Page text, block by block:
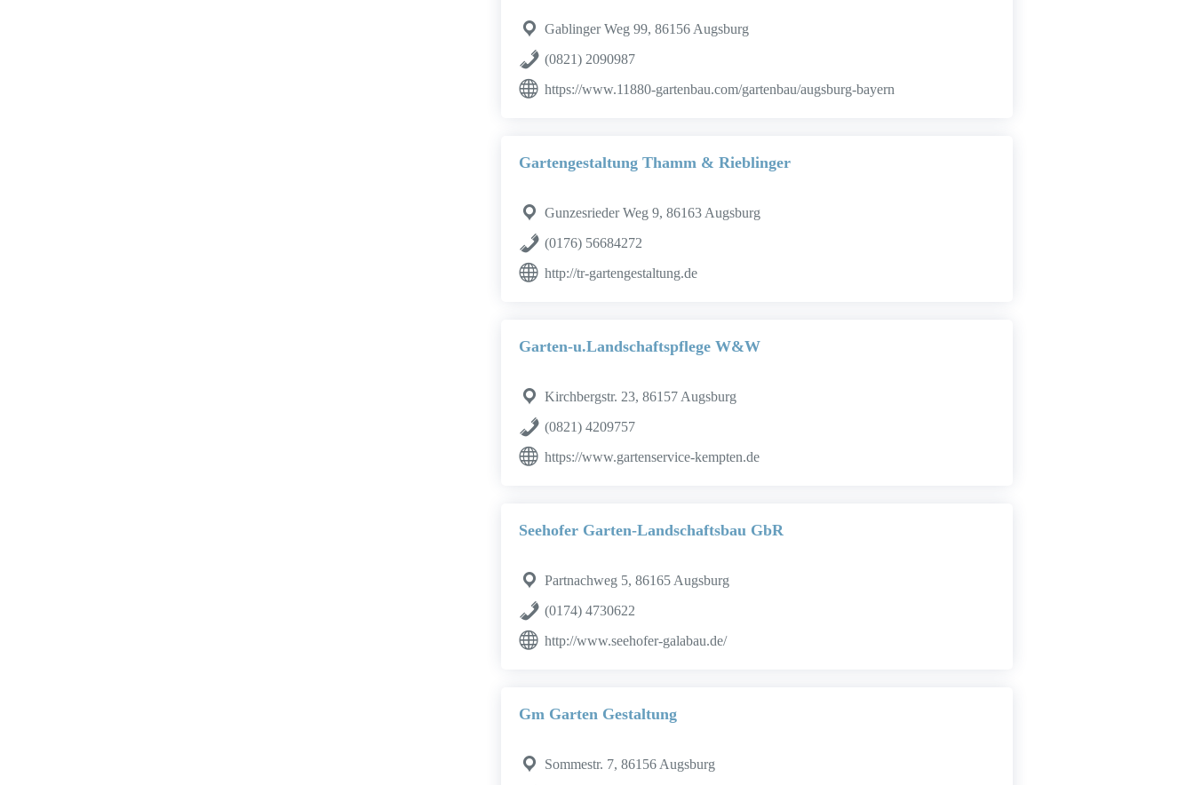
Gablinger Weg 99, 86156 Augsburg
(0821) 2090987
https://www.11880-gartenbau.com/gartenbau/augsburg-bayern
Gartengestaltung Thamm & Rieblinger
Gunzesrieder Weg 9, 86163 Augsburg
(0176) 56684272
http://tr-gartengestaltung.de
Garten-u.Landschaftspflege W&W
Kirchbergstr. 23, 86157 Augsburg
(0821) 4209757
https://www.gartenservice-kempten.de
Seehofer Garten-Landschaftsbau GbR
Partnachweg 5, 86165 Augsburg
(0174) 4730622
http://www.seehofer-galabau.de/
Gm Garten Gestaltung
Sommestr. 7, 86156 Augsburg